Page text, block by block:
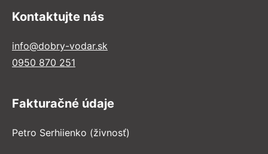
Kontaktujte nás
info@dobry-vodar.sk
0950 870 251
Fakturačné údaje
Petro Serhiienko (živnosť)